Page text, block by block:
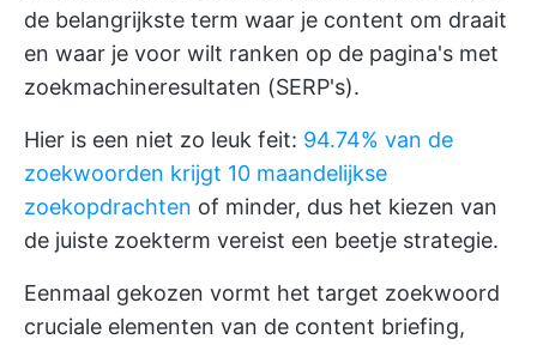
de belangrijkste term waar je content om draait
en waar je voor wilt ranken op de pagina's met
zoekmachineresultaten (SERP's).
Hier is een niet zo leuk feit: 94.74% van de
zoekwoorden krijgt 10 maandelijkse
zoekopdrachten of minder, dus het kiezen van
de juiste zoekterm vereist een beetje strategie.
Eenmaal gekozen vormt het target zoekwoord
cruciale elementen van de content briefing,